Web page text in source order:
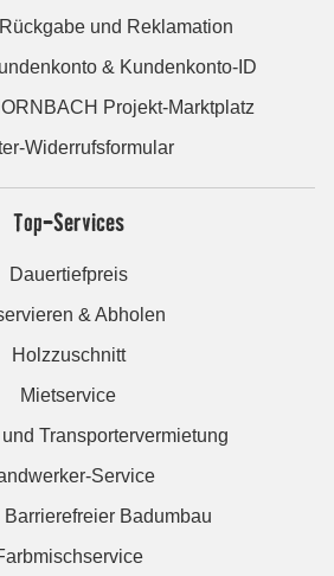
und Reklamation
& Kundenkonto-ID
Projekt-Marktplatz
Widerrufsformular
Top-Services
Dauertiefpreis
& Abholen
Holzzuschnitt
Mietservice
Transportervermietung
Service
Barrierefreier Badumbau